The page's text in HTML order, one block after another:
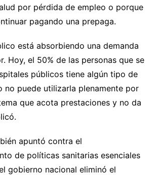
por pérdida de empleo o porque
pagando una prepaga.
está absorbiendo una demanda
Hoy, el 50% de las personas que se
públicos tiene algún tipo de
no puede utilizarla plenamente por
que acota prestaciones y no da
apuntó contra el
de políticas sanitarias esenciales
gobierno nacional eliminó el